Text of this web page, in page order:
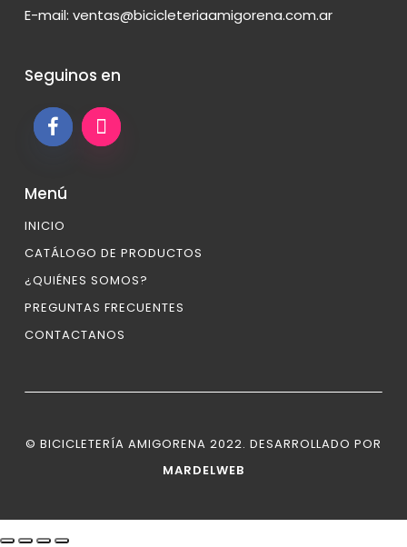
E-mail:ventas@bicicleteriaamigorena.com.ar
Seguinos en
Menú
INICIO
CATÁLOGO DE PRODUCTOS
¿QUIÉNES SOMOS?
PREGUNTAS FRECUENTES
CONTACTANOS
© BICICLETERÍA AMIGORENA 2022. DESARROLLADO POR
MARDELWEB